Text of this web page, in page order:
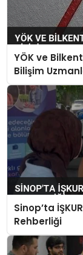
YÖK ve
Bilişim
Sinop’ta
Rehberliği